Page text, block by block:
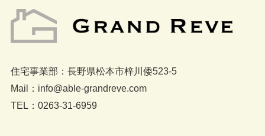
住宅事業部：長野県松本市梓川倭523-5
Mail：info@able-grandreve.com
TEL：0263-31-6959